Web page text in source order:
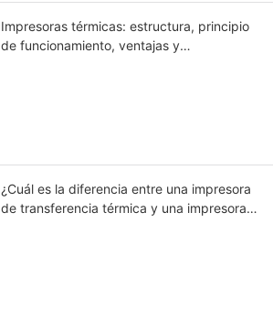
Impresoras térmicas: estructura, principio
de funcionamiento, ventajas y
¿Cuál es la diferencia entre una impresora
de transferencia térmica y una impresora